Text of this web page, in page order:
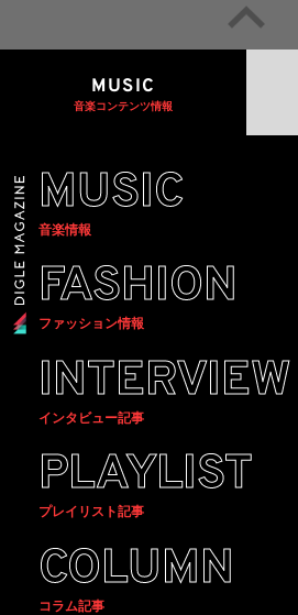
MUSIC
音楽コンテンツ情報
MUSIC
音楽情報
FASHION
ファッション情報
INTERVIEW
インタビュー記事
PLAYLIST
プレイリスト記事
COLUMN
コラム記事